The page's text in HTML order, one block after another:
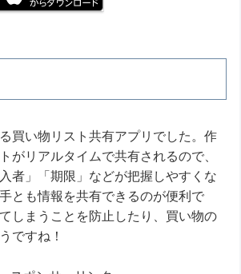
買い物リスト共有アプリでした。作
がリアルタイムで共有されるので、
者」「期限」などが把握しやすくな
とも情報を共有できるのが便利で
しまうことを防止したり、買い物の
ですね！